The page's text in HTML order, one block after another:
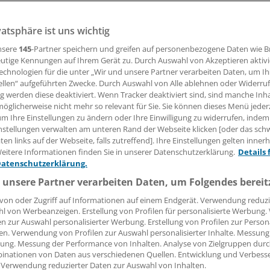
herstellenden Apotheken in NRW wollen mit neuen
davon überzeugen, dass in der Fertigung alles mit
15:10 Uhr
Selbstverpflichtung wollen die Zytostatika
Westfalen das durch denBottroper
Vertrauen wiedergewinnen. Die verbindliche
dienen, Onkologen sollen möglichst nur mit
die sie unterschrieben haben.
von einer Arbeitsgruppe erarbeitet worden, die die
aus NRW, der Verband Zytostatika herstellender
die Deutsche Gesellschaft für Onkologische Pharmazie
ist uns wichtig
145-Partner speichern und greifen auf personenbezogene Daten wie
Kennungen auf Ihrem Gerät zu. Durch Auswahl von Akzeptieren
für die unter „Wir und unsere Partner verarbeiten Daten, um
aufgeführten Zwecke. Durch Auswahl von Alle ablehnen oder
werden diese deaktiviert. Wenn Tracker deaktiviert sind, sind manche
nicht mehr so relevant für Sie. Sie können dieses Menü
Ihre Einstellungen zu ändern oder Ihre Einwilligung zu widerrufen, indem
verwalten am unteren Rand der Webseite klicken [oder das
links auf der Webseite, falls zutreffend]. Ihre Einstellungen gelten
Informationen finden Sie in unserer Datenschutzerklärung. Details
Partner verarbeiten Daten, um Folgendes
oder Zugriff auf Informationen auf einem Endgerät. Verwendung
von Werbeanzeigen. Erstellung von Profilen für personalisierte
zur Auswahl personalisierter Werbung. Erstellung von Profilen zur
Verwendung von Profilen zur Auswahl personalisierter Inhalte.
Messung der Performance von Inhalten. Analyse von Zielgruppen
von Daten aus verschiedenen Quellen. Entwicklung und
reduzierter Daten zur Auswahl von Inhalten.